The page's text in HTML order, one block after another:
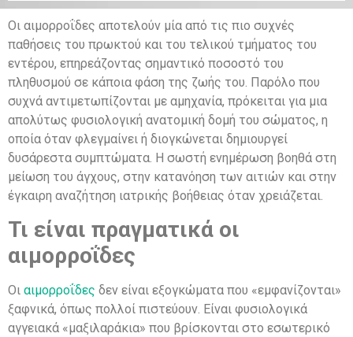
Οι αιμορροΐδες αποτελούν μία από τις πιο συχνές
παθήσεις του πρωκτού και του τελικού τμήματος του
εντέρου, επηρεάζοντας σημαντικό ποσοστό του
πληθυσμού σε κάποια φάση της ζωής του. Παρόλο που
συχνά αντιμετωπίζονται με αμηχανία, πρόκειται για μια
απολύτως φυσιολογική ανατομική δομή του σώματος, η
οποία όταν φλεγμαίνει ή διογκώνεται δημιουργεί
δυσάρεστα συμπτώματα. Η σωστή ενημέρωση βοηθά στη
μείωση του άγχους, στην κατανόηση των αιτιών και στην
έγκαιρη αναζήτηση ιατρικής βοήθειας όταν χρειάζεται.
Τι είναι πραγματικά οι
αιμορροΐδες
Οι αιμορροΐδες δεν είναι εξογκώματα που «εμφανίζονται»
ξαφνικά, όπως πολλοί πιστεύουν. Είναι φυσιολογικά
αγγειακά «μαξιλαράκια» που βρίσκονται στο εσωτερικό